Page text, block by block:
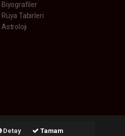
Detay Tamam
Biyografiler
Rüya Tabirleri
Astroloji
Yazılımı: Web Aksiyon ®